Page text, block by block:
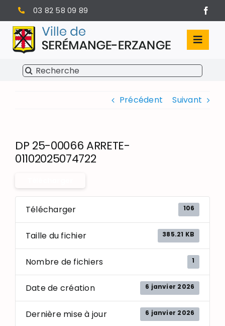
Passer
au
contenu
03 82 58 09 89
SÉRÉMANGE-ERZANGE
INFOS PRATIQUES
Rechercher:
Précédent Suivant
DP 25-00066 ARRETE-
01102025074722
Télécharger 106
Taille du fichier 385.21 KB
Nombre de fichiers 1
Date de création 6 janvier 2026
Dernière mise à jour 6 janvier 2026